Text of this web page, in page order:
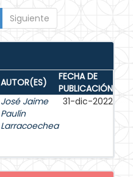
Siguiente
AUTOR(ES)
FECHA DE
PUBLICACIÓN
José Jaime
Paulín
Larracoechea
31-dic-2022